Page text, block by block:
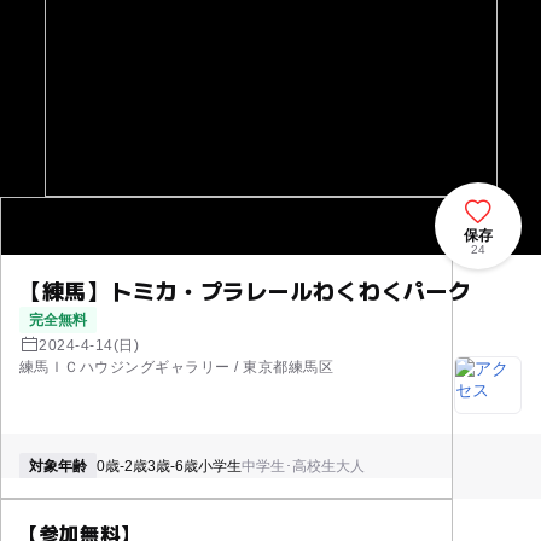
【練馬】トミカ・プラレールわくわくパーク
完全無料
2024-4-14(日)
練馬ＩＣハウジングギャラリー / 東京都練馬区
保存
24
対象年齢 0歳-2歳3歳-6歳小学生中学生･高校生大人
【参加無料】